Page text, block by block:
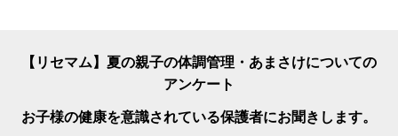
【リセマム】夏の親子の体調管理・あまさけについての
アンケート
お子様の健康を意識されている保護者にお聞きします。